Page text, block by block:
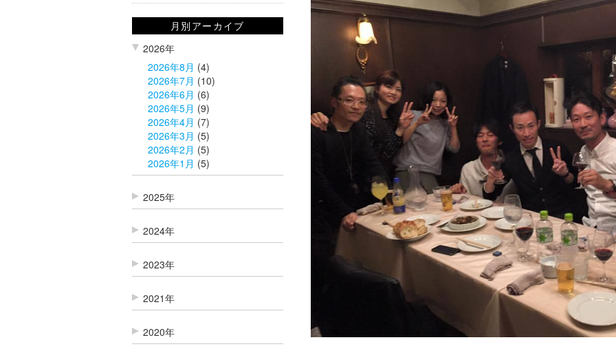
月別アーカイブ
2026年
2026年8月 (4)
2026年7月 (10)
2026年6月 (6)
2026年5月 (9)
2026年4月 (7)
2026年3月 (5)
2026年2月 (5)
2026年1月 (5)
2025年
2024年
2023年
2021年
2020年